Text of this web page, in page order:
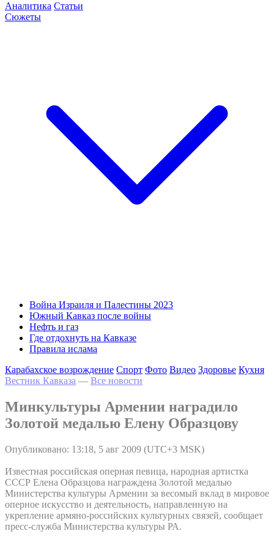
Аналитика Статьи
Сюжеты
Война Израиля и Палестины 2023
Южный Кавказ после войны
Нефть и газ
Где отдохнуть на Кавказе
Правила ислама
Карабахское возрождение Спорт Фото Видео Здоровье Кухня
Вестник Кавказа — Все новости
Минкультуры Армении наградило
Золотой медалью Елену Образцову
Опубликовано: 13:18, 5 авг 2009 (UTC+3 MSK)
Известная российская оперная певица, народная артистка
СССР Елена Образцова награждена Золотой медалью
Министерства культуры Армении за весомый вклад в мировое
оперное искусство и деятельность, направленную на
укрепление армяно-российских культурных связей, сообщает
пресс-служба Министерства культуры РА.